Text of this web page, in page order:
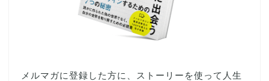
メルマガに登録した方に、ストーリーを使って人生